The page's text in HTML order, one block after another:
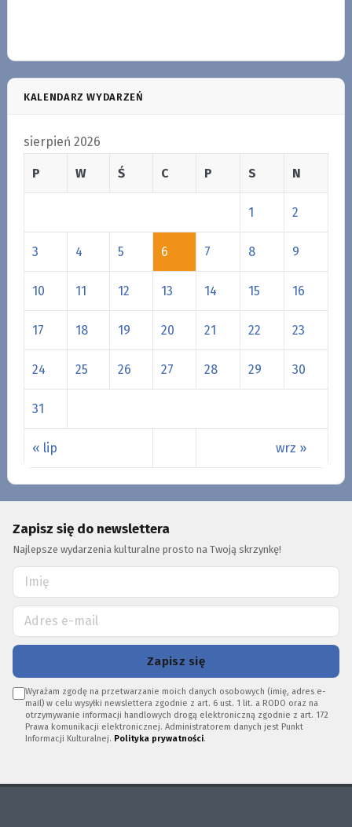
KALENDARZ WYDARZEŃ
sierpień 2026
P W Ś C P S N
« lip wrz »
1 2
3 4 5 6 7 8 9
10 11 12 13 14 15 16
17 18 19 20 21 22 23
24 25 26 27 28 29 30
31
Zapisz się do newslettera
Najlepsze wydarzenia kulturalne prosto na Twoją skrzynkę!
Zapisz się
Wyrażam zgodę na przetwarzanie moich danych osobowych (imię, adres e-
mail) w celu wysyłki newslettera zgodnie z art. 6 ust. 1 lit. a RODO oraz na
otrzymywanie informacji handlowych drogą elektroniczną zgodnie z art. 172
Prawa komunikacji elektronicznej. Administratorem danych jest Punkt
Informacji Kulturalnej. Polityka prywatności.